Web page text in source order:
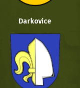
Darkovice